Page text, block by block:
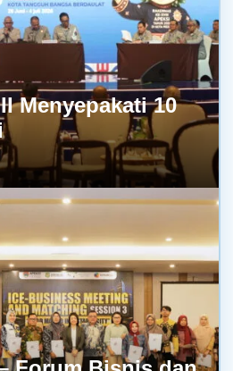
Menyepakati 10